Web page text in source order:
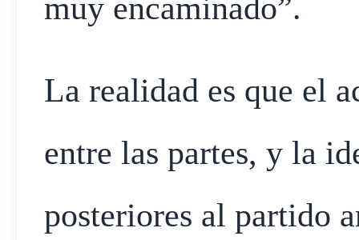
muy encaminado”.
La realidad es que el
entre las partes, y la
posteriores al partido